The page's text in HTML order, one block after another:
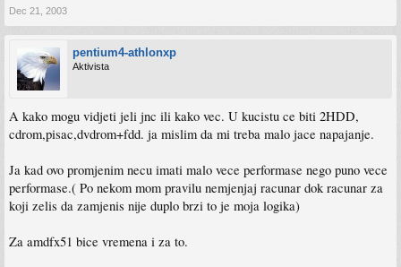
Dec 21, 2003
pentium4-athlonxp
Aktivista
A kako mogu vidjeti jeli jnc ili kako vec. U kucistu ce biti 2HDD,
cdrom,pisac,dvdrom+fdd. ja mislim da mi treba malo jace napajanje.
Ja kad ovo promjenim necu imati malo vece performase nego puno vece
performase.( Po nekom mom pravilu nemjenjaj racunar dok racunar za
koji zelis da zamjenis nije duplo brzi to je moja logika)
Za amdfx51 bice vremena i za to.